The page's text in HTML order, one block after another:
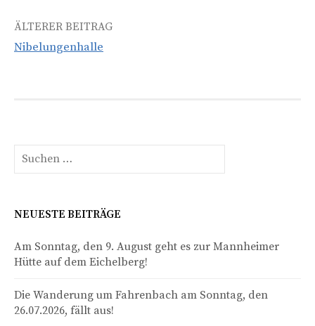
Beitrags-
ÄLTERER BEITRAG
Nibelungenhalle
Suchen
nach:
NEUESTE BEITRÄGE
Am Sonntag, den 9. August geht es zur Mannheimer
Hütte auf dem Eichelberg!
Die Wanderung um Fahrenbach am Sonntag, den
26.07.2026, fällt aus!